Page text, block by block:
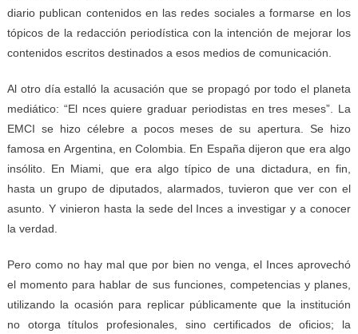
diario publican contenidos en las redes sociales a formarse en los
tópicos de la redacción periodística con la intención de mejorar los
contenidos escritos destinados a esos medios de comunicación.
Al otro día estalló la acusación que se propagó por todo el planeta
mediático: “El nces quiere graduar periodistas en tres meses”. La
EMCI se hizo célebre a pocos meses de su apertura. Se hizo
famosa en Argentina, en Colombia. En España dijeron que era algo
insólito. En Miami, que era algo típico de una dictadura, en fin,
hasta un grupo de diputados, alarmados, tuvieron que ver con el
asunto. Y vinieron hasta la sede del Inces a investigar y a conocer
la verdad.
Pero como no hay mal que por bien no venga, el Inces aprovechó
el momento para hablar de sus funciones, competencias y planes,
utilizando la ocasión para replicar públicamente que la institución
no otorga títulos profesionales, sino certificados de oficios; la